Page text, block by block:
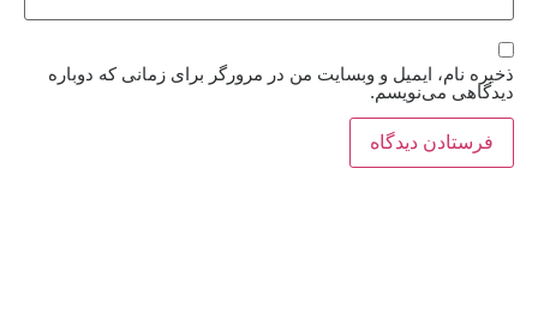
ذخیره نام، ایمیل و وبسایت من در مرورگر برای زمانی که دوباره
دیدگاهی می‌نویسم.